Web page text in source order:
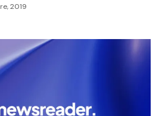
2019